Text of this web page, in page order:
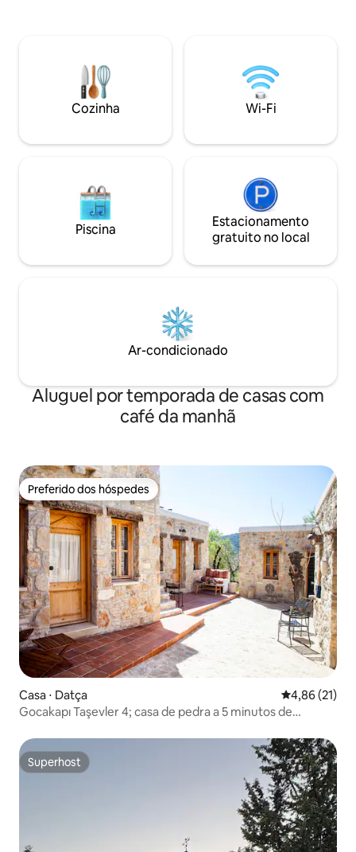
bangalô combina
privacidade para
e férias em
Cozinha Wi-Fi
Piscina
Estacionamento
gratuito no local
Ar-condicionado
Aluguel por temporada de casas com
café da manhã
Preferido dos hóspedes
Preferido dos hóspedes
Casa ⋅ Datça 4,86 de uma
4,86 (21)
Gocakapı Taşevler 4; casa de pedra a 5 minutos de
Superhost
Superhost